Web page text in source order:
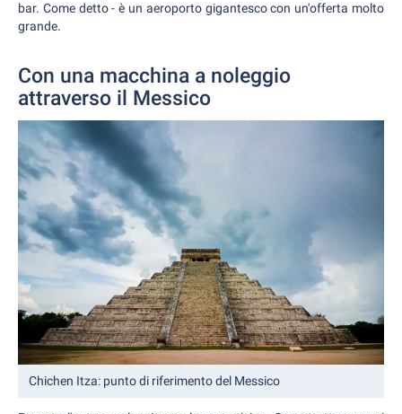
bar. Come detto - è un aeroporto gigantesco con un'offerta molto
grande.
Con una macchina a noleggio
attraverso il Messico
Chichen Itza: punto di riferimento del Messico